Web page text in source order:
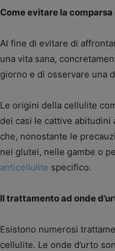
Come evitare la
Al fine di evitare di
una vita sana,
giorno e di osservare una
Le origini della cellulite
dei casi le cattive abitudini
che, nonostante le
nei glutei, nelle gambe o
anticellulite specifico.
Il trattamento ad onde
Esistono numerosi
cellulite. Le onde d’urto